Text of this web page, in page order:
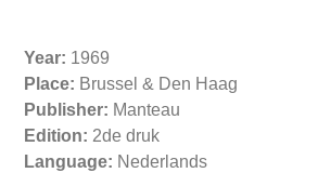
Year: 1969
Place: Brussel & Den Haag
Publisher: Manteau
Edition: 2de druk
Language: Nederlands